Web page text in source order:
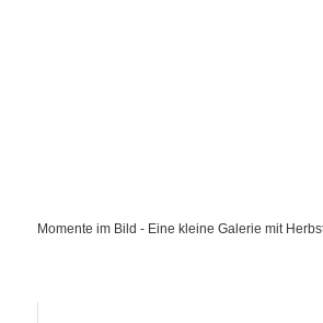
Momente im Bild - Eine kleine Galerie mit